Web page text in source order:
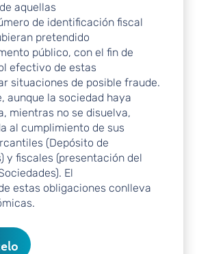
aquellas
de identificación fiscal
pretendido
público, con el fin de
efectivo de estas
situaciones de posible fraude.
aunque la sociedad haya
mientras no se disuelva,
al cumplimiento de sus
(Depósito de
y fiscales (presentación del
El
estas obligaciones conlleva